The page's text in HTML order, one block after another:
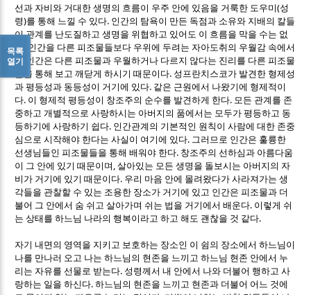
선과 자비와 거대한 생명의 흐름이 우주 안에 있음을 거룩한 도우미(성
령)를 통해 느낄 수 있다. 인간의 탐욕이 만든 독점과 소유와 지배의 칼들
이 관계를 난도질하고 생명을 위협하고 있어도 이 흐름을 막을 수는 없
다
인간을 다른 피조물들보다 우위에 두려는 자아도취의 우월감 속에서
도 인간은 다른 피조물과 우월하거나 다르지 않다는 진리를 다른 피조물
들을 통해 보고 깨닫게 하시기 때문이다. 성프란치스코가 발견한 형제성
과 평등성과 동등성이 거기에 있다. 같은 근원에서 나왔기에 형제적이
다. 이 형제적 평등성이 창조주의 순수를 발견하게 한다. 모든 관계를 존
중하고 개별적으로 사랑하시는 아버지의 품에서는 모두가 평등하고 동
등하기에 사랑하기 쉽다. 인간관계의 기본적인 원칙이 사람에 대한 존중
심으로 시작해야 한다는 사실이 여기에 있다. 그러므로 인간은 훌륭한
선생님들인 피조물들을 통해 배워야 한다. 창조주의 선하심과 아름다움
이 그 안에 있기 때문이며 ,살아있는 모든 생명을 돌보시는 아버지의 자
비가 거기에 있기 때문이다. 우리 마음 안에 몰려왔다가 사라져가는 생
각들을 관찰할 수 있는 조용한 장소가 거기에 있고 인간은 피조물과 더
불어 그 안에서 숨 쉬고 살아가며 쉬는 법을 거기에서 배운다. 이렇게 쉬
는 상태를 하느님 나라의 행복이라고 하고 해도 괜찮을 것 같다.
자기 내면의 영역을 지키고 보호하는 장소인 이 쉼의 장소에서 하느님이
나를 만나러 오고 나는 하느님의 현존을 느끼고 하느님 현존 안에서 누
리는 자유를 선물로 받는다. 성령께서 내 안에서 나와 더불어 행하고 사
랑하는 일을 하신다.하느님의 현존을 느끼고 현존과 더불어 어느 것에
목록
열기